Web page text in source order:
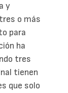
y
o más
para
ha
tres
tienen
que solo